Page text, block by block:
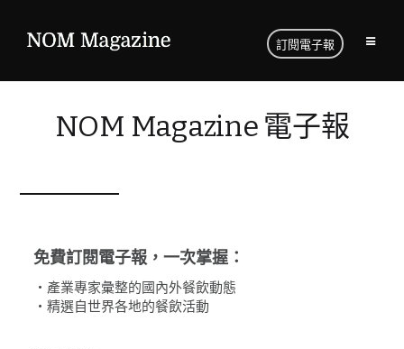
訂閱電子報
NOM Magazine 電子報
免費訂閱電子報，一次掌握：
・產業專家彙整的國內外餐飲動態
・精選自世界各地的餐飲活動